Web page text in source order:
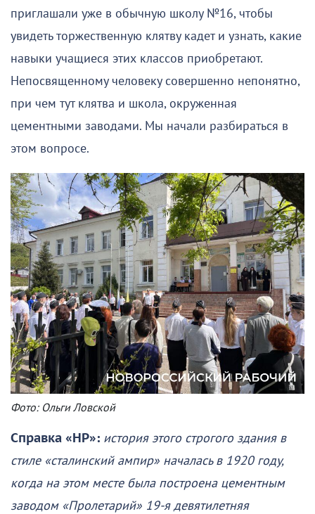
приглашали уже в обычную школу №16, чтобы
увидеть торжественную клятву кадет и узнать, какие
навыки учащиеся этих классов приобретают.
Непосвященному человеку совершенно непонятно,
при чем тут клятва и школа, окруженная
цементными заводами. Мы начали разбираться в
этом вопросе.
Фото: Ольги Ловской
Справка «НР»: история этого строгого здания в
стиле «сталинский ампир» началась в 1920 году,
когда на этом месте была построена цементным
заводом «Пролетарий» 19-я девятилетняя